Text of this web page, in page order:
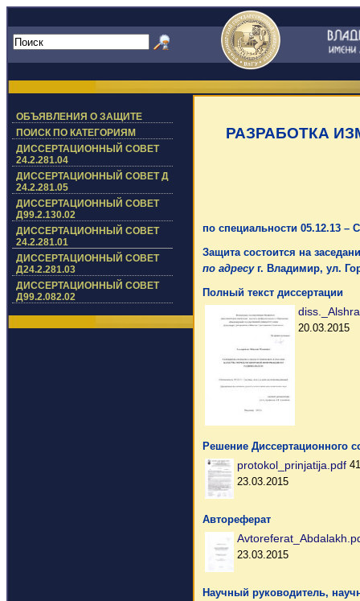
ОБЪЯВЛЕНИЯ О ЗАЩИТЕ
ПОИСК ПО КАТЕГОРИЯМ
ДИССЕРТАЦИОННЫЙ СОВЕТ
24.2.281.04
ДИССЕРТАЦИОННЫЙ СОВЕТ Д
24.2.281.05
ДИССЕРТАЦИОННЫЙ СОВЕТ
Д99.2.130.02
ДИССЕРТАЦИОННЫЙ СОВЕТ
24.2.281.01
ДИССЕРТАЦИОННЫЙ СОВЕТ
Д24.2.281.03
ДИССЕРТАЦИОННЫЙ СОВЕТ
Д99.2.082.02
РАЗРАБОТКА
по специальности 05.12.13 –
Защита состоится на
по адресуг. Владимир, ул.
Полный текст диссертации
20.03.2015
Решение Диссертационного
protokol_prinjatija.pdf
23.03.2015
Автореферат
23.03.2015
Научный руководитель,